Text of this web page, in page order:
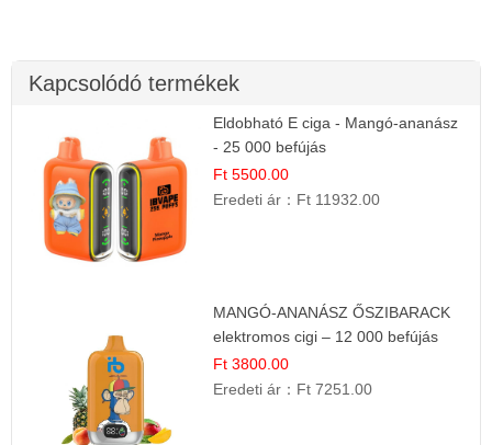
Kapcsolódó termékek
Eldobható E ciga - Mangó-ananász
- 25 000 befújás
Ft 5500.00
Eredeti ár： Ft 11932.00
MANGÓ-ANANÁSZ ŐSZIBARACK
elektromos cigi – 12 000 befújás
Ft 3800.00
Eredeti ár： Ft 7251.00